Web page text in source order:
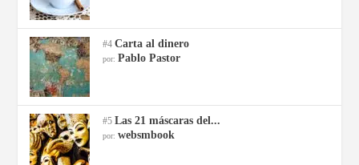
#4Carta al dinero
por:Pablo Pastor
#5Las 21 máscaras del...
por:websmbook